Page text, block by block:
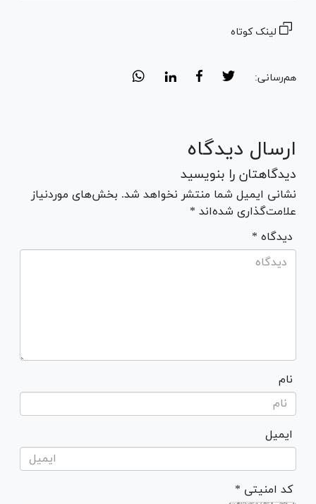
لینک کوتاه
هم‌رسانی:
ارسال دیدگاه
دیدگاهتان را بنویسید
نشانی ایمیل شما منتشر نخواهد شد. بخش‌های موردنیاز
علامت‌گذاری شده‌اند *
* دیدگاه
نام
ایمیل
* کد امنیتی